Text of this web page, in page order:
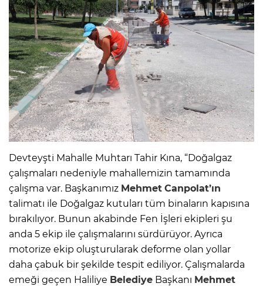
Devteyşti Mahalle Muhtarı Tahir Kına, “Doğalgaz
çalışmaları nedeniyle mahallemizin tamamında
çalışma var. Başkanımız Mehmet Canpolat’ın
talimatı ile Doğalgaz kutuları tüm binaların kapısına
bırakılıyor. Bunun akabinde Fen İşleri ekipleri şu
anda 5 ekip ile çalışmalarını sürdürüyor. Ayrıca
motorize ekip oluşturularak deforme olan yollar
daha çabuk bir şekilde tespit ediliyor. Çalışmalarda
emeği geçen Haliliye Belediye Başkanı Mehmet